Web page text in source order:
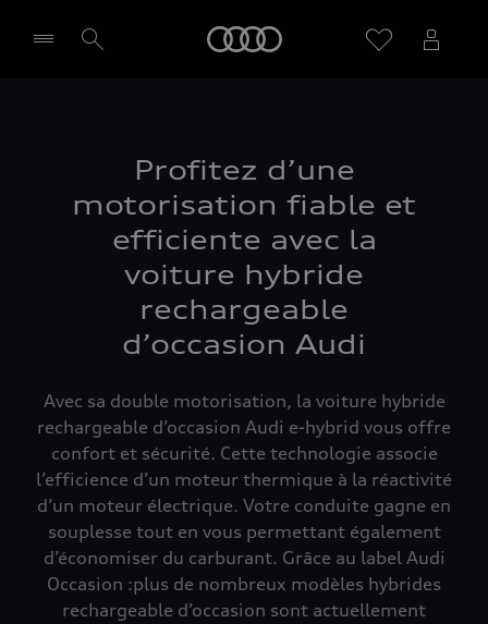
Profitez d’une
motorisation fiable et
efficiente avec la
voiture hybride
rechargeable
d’occasion Audi
Avec sa double motorisation, la voiture hybride
rechargeable d’occasion Audi e-hybrid vous offre
confort et sécurité. Cette technologie associe
l’efficience d’un moteur thermique à la réactivité
d’un moteur électrique. Votre conduite gagne en
souplesse tout en vous permettant également
d’économiser du carburant. Grâce au label Audi
Occasion :plus de nombreux modèles hybrides
rechargeable d’occasion sont actuellement